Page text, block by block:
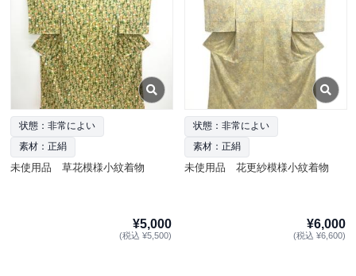
状態：非常によい
素材：正絹
未使用品 草花模様小紋着物
¥5,000
(税込 ¥5,500)
状態：非常によい
素材：正絹
未使用品 花更紗模様小紋着物
¥6,000
(税込 ¥6,600)